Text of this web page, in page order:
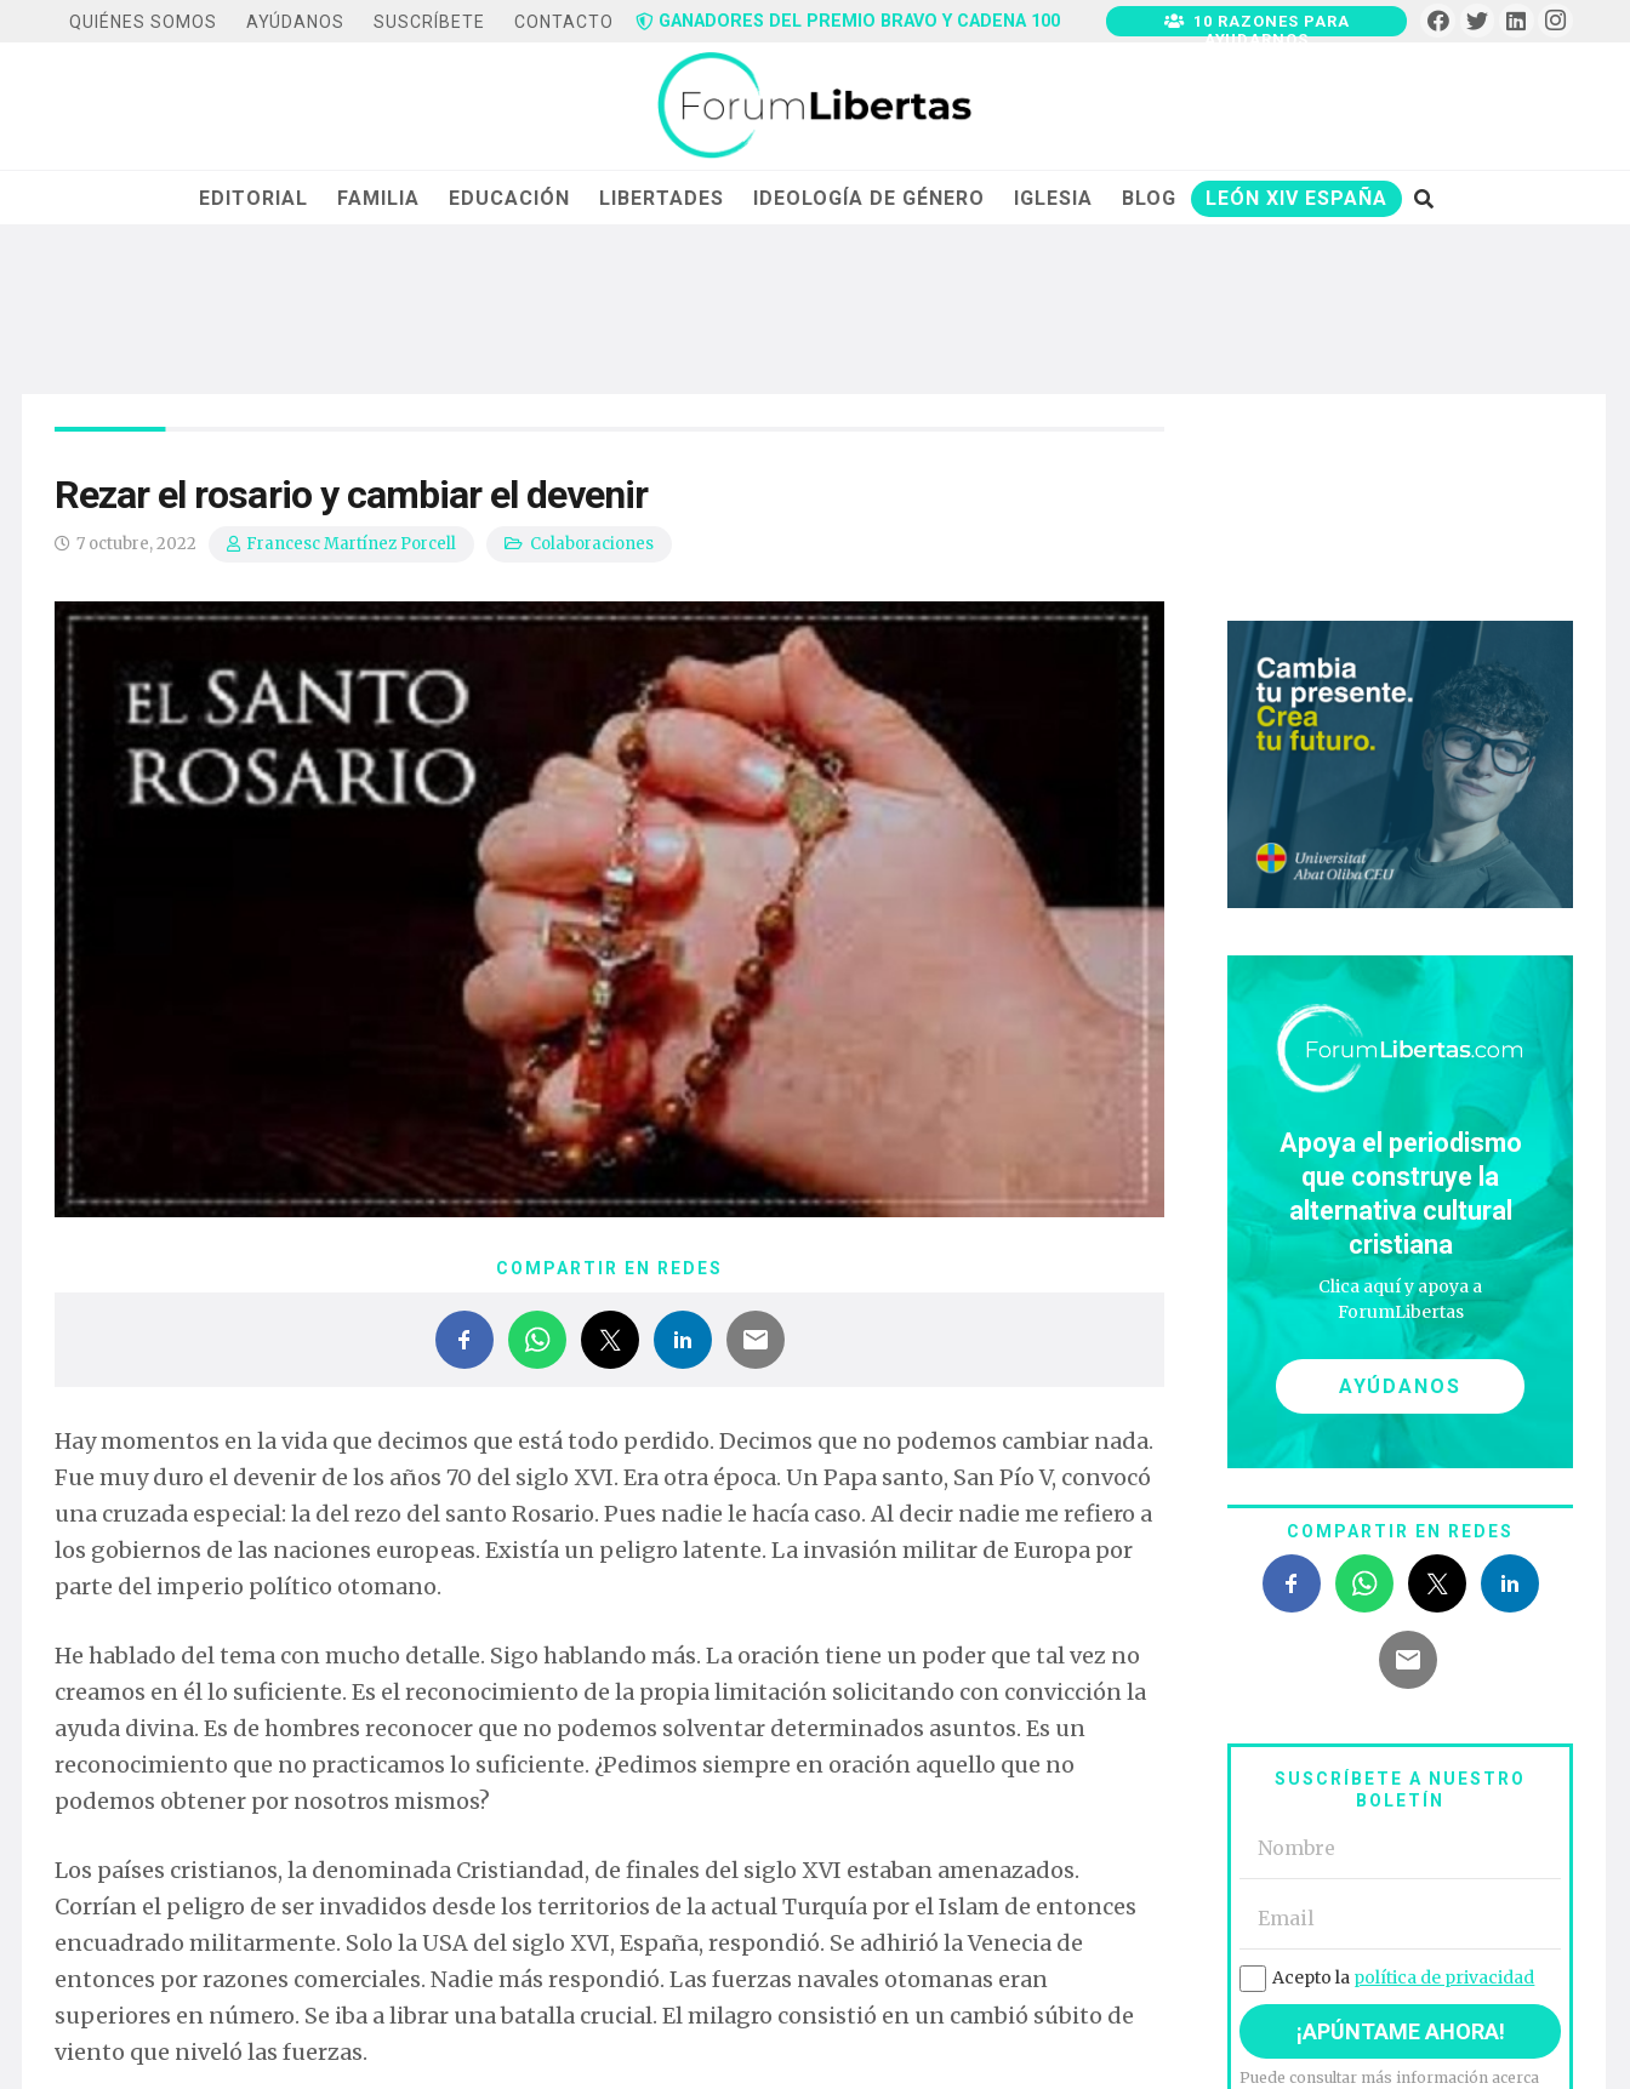
QUIÉNES SOMOS AYÚDANOS SUSCRÍBETE CONTACTO GANADORES DEL PREMIO BRAVO Y CADENA 100
10 RAZONES PARA
AYUDARNOS
EDITORIAL FAMILIA EDUCACIÓN LIBERTADES IDEOLOGÍA DE GÉNERO IGLESIA BLOG LEÓN XIV ESPAÑA
Rezar el rosario y cambiar el devenir
7 octubre, 2022 Francesc Martínez Porcell Colaboraciones
COMPARTIR EN REDES
Hay momentos en la vida que decimos que está todo perdido. Decimos que no podemos cambiar nada.
Fue muy duro el devenir de los años 70 del siglo XVI. Era otra época. Un Papa santo, San Pío V, convocó
una cruzada especial: la del rezo del santo Rosario. Pues nadie le hacía caso. Al decir nadie me refiero a
los gobiernos de las naciones europeas. Existía un peligro latente. La invasión militar de Europa por
parte del imperio político otomano.
He hablado del tema con mucho detalle. Sigo hablando más. La oración tiene un poder que tal vez no
creamos en él lo suficiente. Es el reconocimiento de la propia limitación solicitando con convicción la
ayuda divina. Es de hombres reconocer que no podemos solventar determinados asuntos. Es un
reconocimiento que no practicamos lo suficiente. ¿Pedimos siempre en oración aquello que no
podemos obtener por nosotros mismos?
Los países cristianos, la denominada Cristiandad, de finales del siglo XVI estaban amenazados.
Corrían el peligro de ser invadidos desde los territorios de la actual Turquía por el Islam de entonces
encuadrado militarmente. Solo la USA del siglo XVI, España, respondió. Se adhirió la Venecia de
entonces por razones comerciales. Nadie más respondió. Las fuerzas navales otomanas eran
superiores en número. Se iba a librar una batalla crucial. El milagro consistió en un cambió súbito de
viento que niveló las fuerzas.
Apoya el periodismo
que construye la
alternativa cultural
cristiana
Clica aquí y apoya a
ForumLibertas
AYÚDANOS
COMPARTIR EN REDES
SUSCRÍBETE A NUESTRO
BOLETÍN
Acepto la política de privacidad
Puede consultar más información acerca